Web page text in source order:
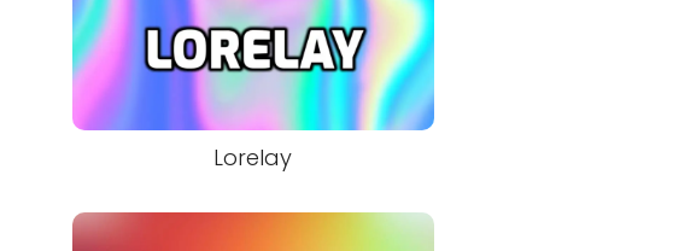
Lorelay